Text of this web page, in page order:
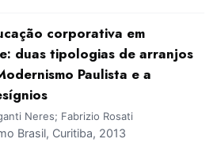
corporativa em
duas tipologias de arranjos
Paulista e a
Neres; Fabrizio Rosati
Brasil, Curitiba, 2013